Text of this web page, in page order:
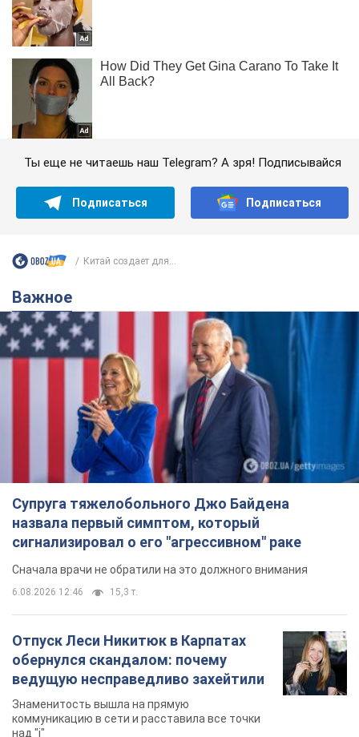
Ты еще не читаешь наш Telegram? А зря! Подписывайся
Подписаться Подписаться
Китай создает для...
Важное
Супруга тяжелобольного Джо Байдена
назвала первый симптом, который
сигнализировал о его "агрессивном" раке
Сначала врачи не обратили на это должного внимания
6.08.2026 12:46 15,3 т.
Отпуск Леси Никитюк в Карпатах
обернулся скандалом: почему
ведущую несправедливо захейтили
Знаменитость вышла на прямую
коммуникацию в сети и расставила все точки
над "i"